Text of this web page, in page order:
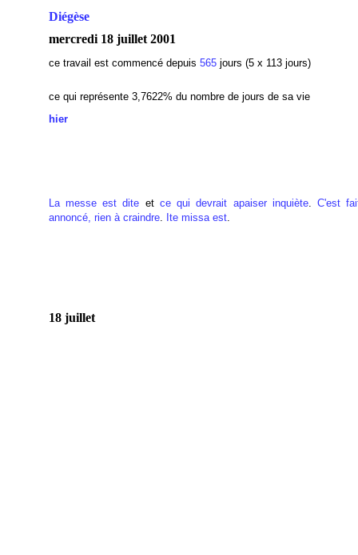
Diégèse
mercredi 18 juillet 2001
ce travail est commencé depuis 565jours (5 x 113 jours)
ce qui représente 3,7622% du nombre de jours de sa vie
hier
La messe est dite et ce qui devrait apaiser inquiète. C'est
annoncé, rien à craindre. Ite missa est.
18 juillet